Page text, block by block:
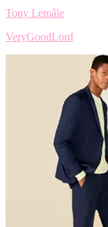
Tony Lemâle
VeryGoodLord